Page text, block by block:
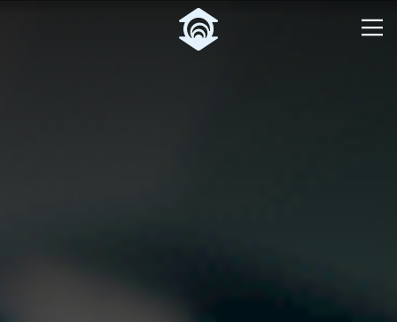
Pular para o Conteúdo principal